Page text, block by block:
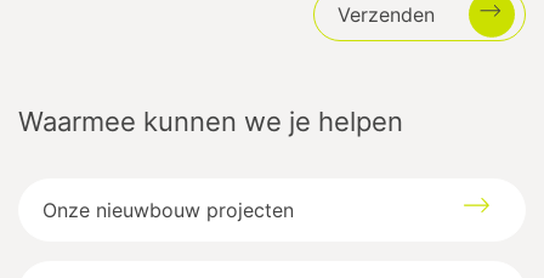
Verzenden
Waarmee kunnen we je helpen
Onze nieuwbouw projecten